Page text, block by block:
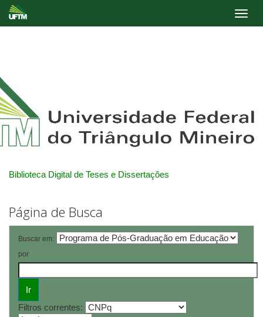
Biblioteca Digital de Teses e Dissertações
Página de Busca
Buscar em:
por
Filtros correntes: